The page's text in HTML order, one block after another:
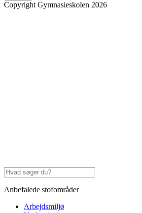
Copyright Gymnasieskolen 2026
Anbefalede stofområder
Arbejdsmiljø